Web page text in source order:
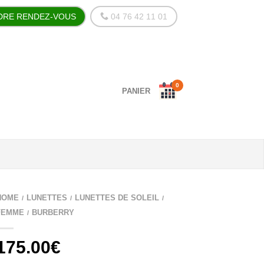
RENDEZ-VOUS 04 76 42 11 01
PANIER
0
/ LUNETTES / LUNETTES DE SOLEIL /
/ BURBERRY
€